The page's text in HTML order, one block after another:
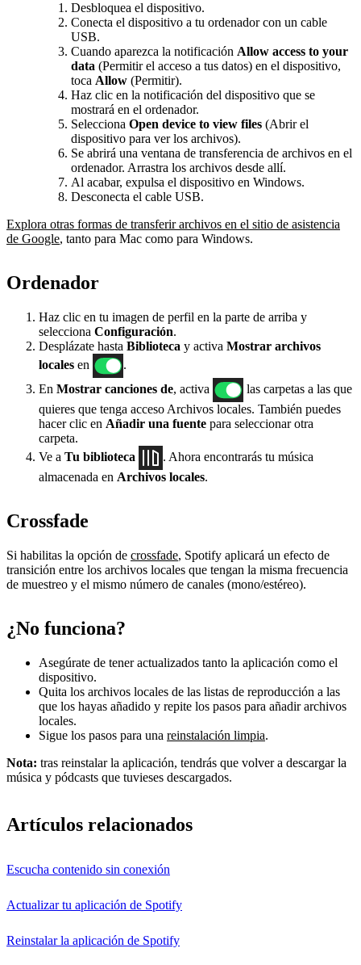
Desbloquea el dispositivo.
Conecta el dispositivo a tu ordenador con un cable
USB.
Cuando aparezca la notificación Allow access to your
data (Permitir el acceso a tus datos) en el dispositivo,
toca Allow (Permitir).
Haz clic en la notificación del dispositivo que se
mostrará en el ordenador.
Selecciona Open device to view files (Abrir el
dispositivo para ver los archivos).
Se abrirá una ventana de transferencia de archivos en el
ordenador. Arrastra los archivos desde allí.
Al acabar, expulsa el dispositivo en Windows.
Desconecta el cable USB.
Explora otras formas de transferir archivos en el sitio de asistencia
de Google, tanto para Mac como para Windows.
Ordenador
Haz clic en tu imagen de perfil en la parte de arriba y
selecciona Configuración.
Desplázate hasta Biblioteca y activa Mostrar archivos
locales en
.
En Mostrar canciones de, activa
las carpetas a las que
quieres que tenga acceso Archivos locales. También puedes
hacer clic en Añadir una fuente para seleccionar otra
carpeta.
Ve a Tu biblioteca
. Ahora encontrarás tu música
almacenada en Archivos locales.
Crossfade
Si habilitas la opción de crossfade, Spotify aplicará un efecto de
transición entre los archivos locales que tengan la misma frecuencia
de muestreo y el mismo número de canales (mono/estéreo).
¿No funciona?
Asegúrate de tener actualizados tanto la aplicación como el
dispositivo.
Quita los archivos locales de las listas de reproducción a las
que los hayas añadido y repite los pasos para añadir archivos
locales.
Sigue los pasos para una reinstalación limpia.
Nota: tras reinstalar la aplicación, tendrás que volver a descargar la
música y pódcasts que tuvieses descargados.
Artículos relacionados
Escucha contenido sin conexión
Actualizar tu aplicación de Spotify
Reinstalar la aplicación de Spotify